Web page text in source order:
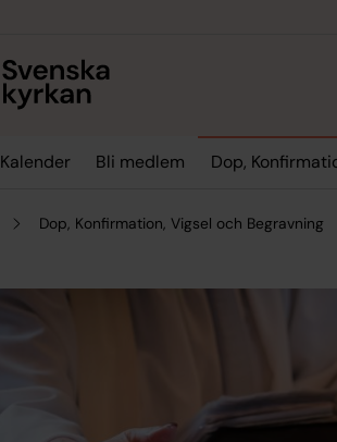
Kalender Bli medlem Dop,
Dop, Konfirmation, Vigsel och Begravning